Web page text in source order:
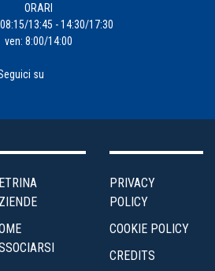
ORARI
13:45 - 14:30/17:30
ven: 8:00/14:00
su
PRIVACY
POLICY
COOKIE POLICY
CREDITS